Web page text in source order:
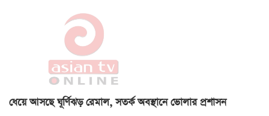
ধেয়ে আসছে ঘূর্ণিঝড় রেমাল, সতর্ক অবস্থানে ভোলার প্রশাসন